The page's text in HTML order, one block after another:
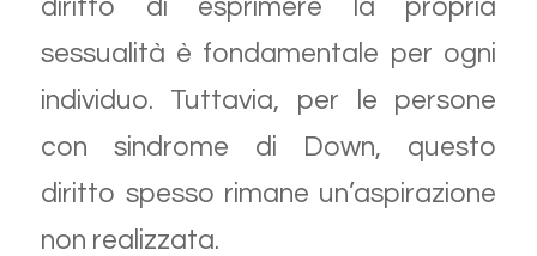
diritto di esprimere la propria
sessualità è fondamentale per ogni
individuo. Tuttavia, per le persone
con sindrome di Down, questo
diritto spesso rimane un’aspirazione
non realizzata.